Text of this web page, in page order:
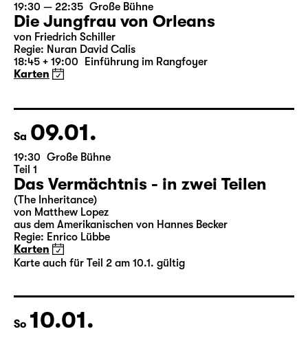
19:30 — 22:35 Große Bühne
Die Jungfrau von Orleans
von Friedrich Schiller
Regie: Nuran David Calis
18:45 + 19:00
Einführung im Rangfoyer
Karten
Sa 09.01.
19:30 Große Bühne
Teil 1
Das Vermächtnis - in zwei Teilen
(The Inheritance)
von Matthew Lopez
aus dem Amerikanischen von Hannes Becker
Regie: Enrico Lübbe
Karten
Karte auch für Teil 2 am 10.1. gültig
So 10.01.